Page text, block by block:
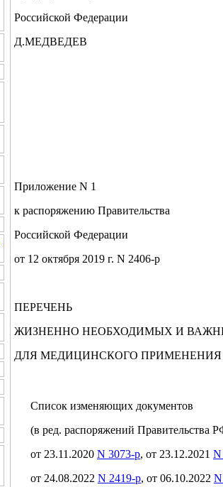
Российской Федерации
Д.МЕДВЕДЕВ
Приложение N 1
к распоряжению Правительства
Российской Федерации
от 12 октября 2019 г. N 2406-р
ПЕРЕЧЕНЬ
ЖИЗНЕННО НЕОБХОДИМЫХ И
ДЛЯ МЕДИЦИНСКОГО ПРИМЕНЕНИЯ
Список изменяющих документов
(в ред. распоряжений Правительства
от 23.11.2020 N 3073-р, от 23.12.2021 N
от 24.08.2022 N 2419-р, от 06.10.2022